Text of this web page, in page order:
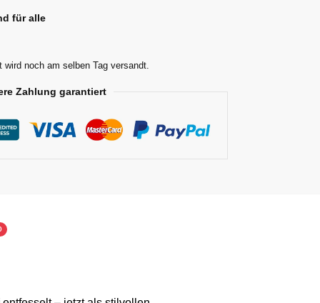
für alle
noch am selben Tag versandt.
Zahlung garantiert